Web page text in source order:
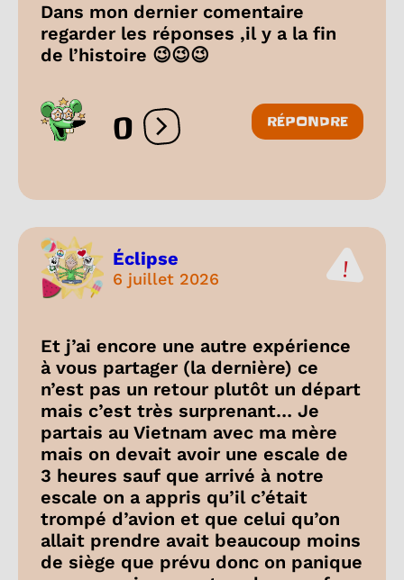
Dans mon dernier comentaire
regarder les réponses ,il y a la fin
de l’histoire 😉😉😉
0 Ouvrir les réactions
RÉPONDRE
Éclipse
6 juillet 2026
Et j’ai encore une autre expérience
à vous partager (la dernière) ce
n’est pas un retour plutôt un départ
mais c’est très surprenant… Je
partais au Vietnam avec ma mère
mais on devait avoir une escale de
3 heures sauf que arrivé à notre
escale on a appris qu’il c’était
trompé d’avion et que celui qu’on
allait prendre avait beaucoup moins
de siège que prévu donc on panique